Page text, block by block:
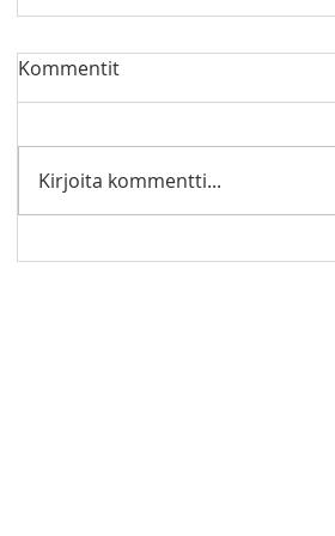
KettuKilpa lopputulokset
Lopputulokset: 1. Kettupuskan
Pelimannin Basso
89,50+83,00=172,50p. Om. Juha
Kommentit
Kirjoita kommentti...